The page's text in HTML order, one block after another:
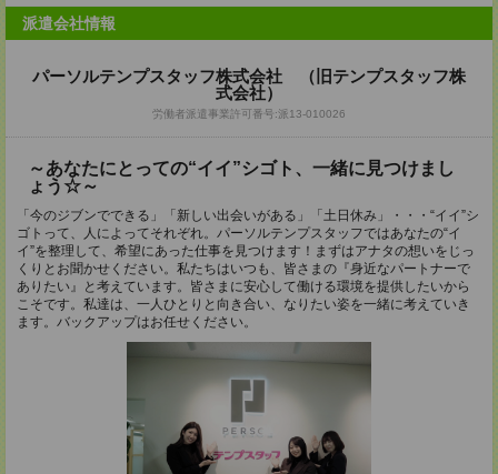
派遣会社情報
パーソルテンプスタッフ株式会社 （旧テンプスタッフ株
式会社）
労働者派遣事業許可番号:派13-010026
～あなたにとっての“イイ”シゴト、一緒に見つけまし
ょう☆～
「今のジブンでできる」「新しい出会いがある」「土日休み」・・・“イイ”シ
ゴトって、人によってそれぞれ。パーソルテンプスタッフではあなたの“イ
イ”を整理して、希望にあった仕事を見つけます！まずはアナタの想いをじっ
くりとお聞かせください。私たちはいつも、皆さまの『身近なパートナーで
ありたい』と考えています。皆さまに安心して働ける環境を提供したいから
こそです。私達は、一人ひとりと向き合い、なりたい姿を一緒に考えていき
ます。バックアップはお任せください。